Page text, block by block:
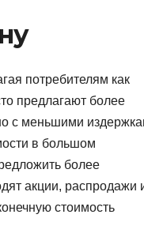
потребителям как
предлагают более
с меньшими
в большом
более
акции, распродажи
стоимость